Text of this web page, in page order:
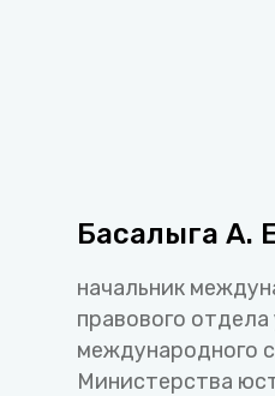
Басалыга А.
начальник
правового отдела
международного
Министерства